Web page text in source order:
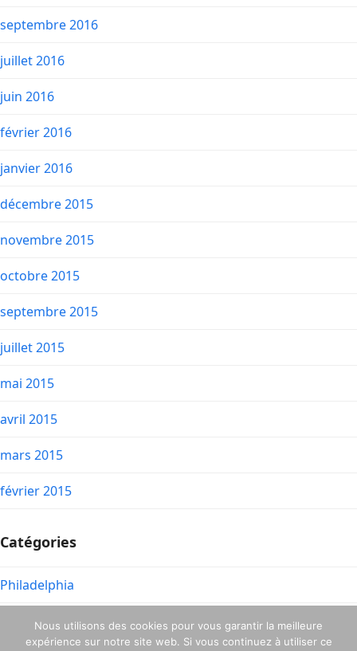
septembre 2016
juillet 2016
juin 2016
février 2016
janvier 2016
décembre 2015
novembre 2015
octobre 2015
septembre 2015
juillet 2015
mai 2015
avril 2015
mars 2015
février 2015
Catégories
Philadelphia
Février 2016 – n° 82- Avril 2016 n° 84 – Je t’aime
Nous utilisons des cookies pour vous garantir la meilleure
expérience sur notre site web. Si vous continuez à utiliser ce